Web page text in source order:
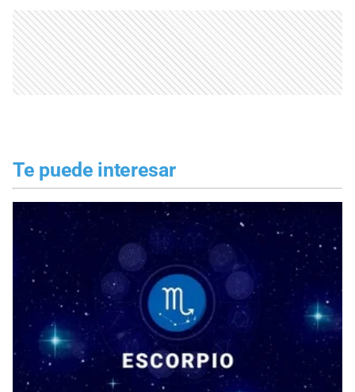
Te puede interesar